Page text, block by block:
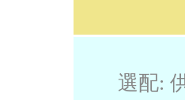
選配: 供